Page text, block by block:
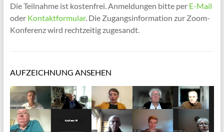
Die Teilnahme ist kostenfrei. Anmeldungen bitte per E-Mail
oder Kontaktformular. Die Zugangsinformation zur Zoom-
Konferenz wird rechtzeitig zugesandt.
AUFZEICHNUNG ANSEHEN